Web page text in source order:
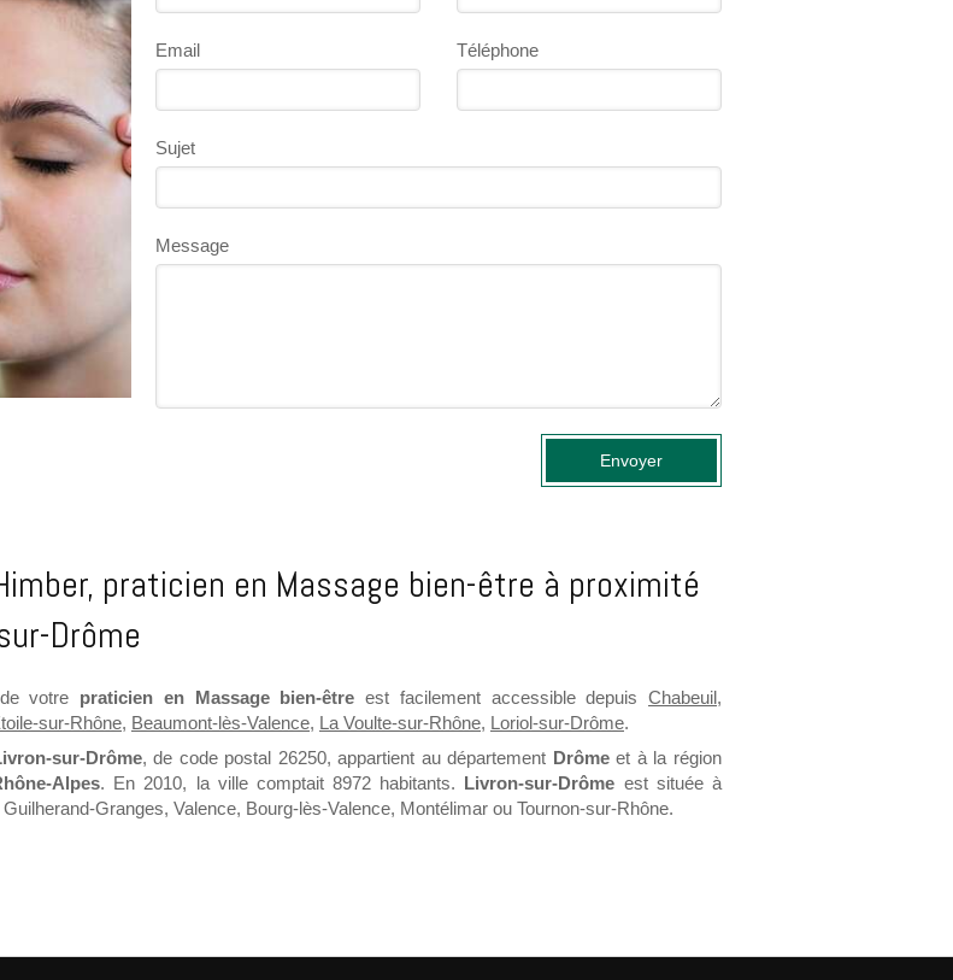
Email Téléphone
Sujet
Message
Envoyer
praticien en Massage bien-être à proximité
Drôme
votre praticien en Massage bien-être est facilement accessible depuis Chabeuil,
sur-Rhône, Beaumont-lès-Valence, La Voulte-sur-Rhône, Loriol-sur-Drôme.
sur-Drôme, de code postal 26250, appartient au département Drômeet à la région
Alpes. En 2010, la ville comptait 8972 habitants. Livron-sur-Drôme est située à
Granges, Valence, Bourg-lès-Valence, Montélimar ou Tournon-sur-Rhône.